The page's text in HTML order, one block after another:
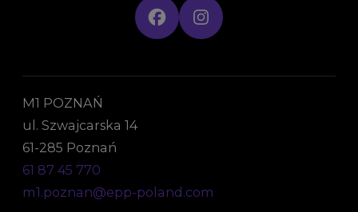
M1 POZNAŃ
ul. Szwajcarska 14
61-285 Poznań
61 87 45 770
m1.poznan@epp-poland.com